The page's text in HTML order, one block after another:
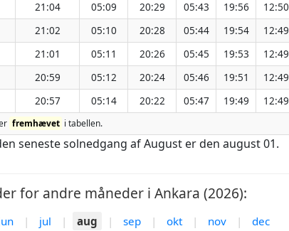
21:04 05:09 20:29 05:43 19:56 12:50
21:02 05:10 20:28 05:44 19:54 12:49
21:01 05:11 20:26 05:45 19:53 12:49
20:59 05:12 20:24 05:46 19:51 12:49
20:57 05:14 20:22 05:47 19:49 12:49
fremhævet i tabellen.
seneste solnedgang af August er den august 01.
for andre måneder i Ankara (2026):
| jul | aug | sep | okt | nov | dec